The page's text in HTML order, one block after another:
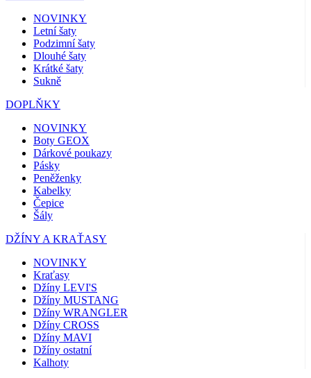
NOVINKY
Letní šaty
Podzimní šaty
Dlouhé šaty
Krátké šaty
Sukně
DOPLŇKY
NOVINKY
Boty GEOX
Dárkové poukazy
Pásky
Peněženky
Kabelky
Čepice
Šály
DŽÍNY A KRAŤASY
NOVINKY
Kraťasy
Džíny LEVI'S
Džíny MUSTANG
Džíny WRANGLER
Džíny CROSS
Džíny MAVI
Džíny ostatní
Kalhoty